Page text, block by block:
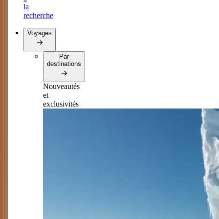
la
recherche
Voyages
Par
destinations
Nouveautés
et
exclusivités